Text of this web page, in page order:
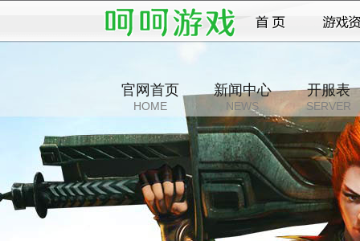
官网首页
HOME
新闻中心
NEWS
开服表
SERVER